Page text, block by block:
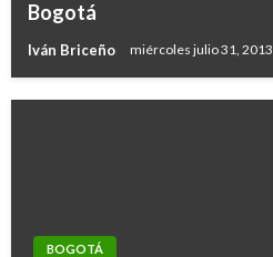
Bogotá
Iván Briceño miércoles julio 31, 2013
BOGOTÁ
BOGOTÁ